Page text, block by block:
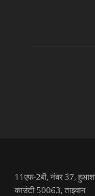
11एफ-2बी, नंबर 37,
काउंटी 50063, ताइवान